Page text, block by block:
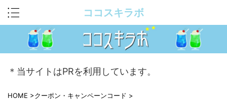
ココスキラボ
＊当サイトはPRを利用しています。
HOME >クーポン・キャンペーンコード >